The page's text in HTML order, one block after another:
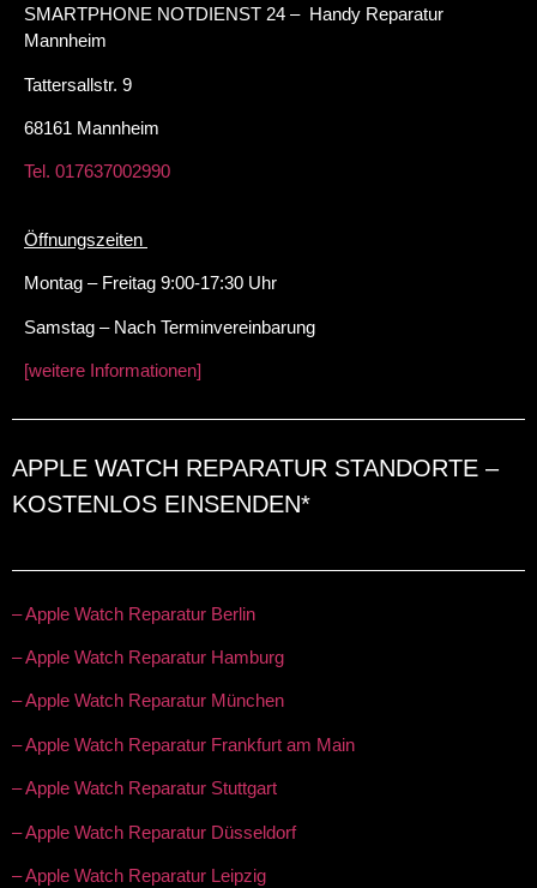
SMARTPHONE NOTDIENST 24 – Handy Reparatur
Mannheim
Tattersallstr. 9
68161 Mannheim
Tel. 017637002990
Öffnungszeiten
Montag – Freitag 9:00-17:30 Uhr
Samstag – Nach Terminvereinbarung
[weitere Informationen]
APPLE WATCH REPARATUR STANDORTE –
KOSTENLOS EINSENDEN*
– Apple Watch Reparatur Berlin
– Apple Watch Reparatur Hamburg
– Apple Watch Reparatur München
– Apple Watch Reparatur Frankfurt am Main
– Apple Watch Reparatur Stuttgart
– Apple Watch Reparatur Düsseldorf
– Apple Watch Reparatur Leipzig